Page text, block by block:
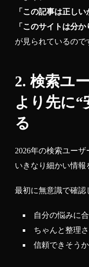
「この記事は正し
「このサイトは分か
が見られているので
2. 検索ユ
より先に“
る
2026年の検索ユーザ
いきなり細かい情報
最初に無意識で確認
自分の悩みに
ちゃんと整理
信頼できそうか